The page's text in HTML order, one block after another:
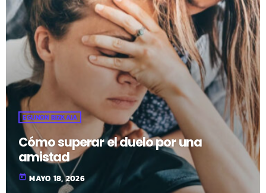
EGUNON BIZKAIA
Cómo superar el duelo por una
amistad
today MAYO 18, 2026